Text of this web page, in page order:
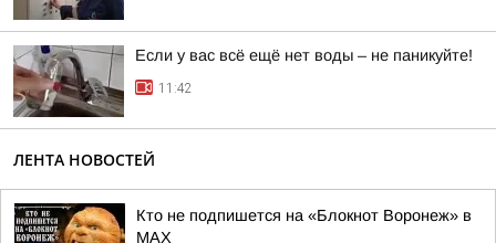
Если у вас всё ещё нет воды – не паникуйте!
11:42
ЛЕНТА НОВОСТЕЙ
Кто не подпишется на «Блокнот Воронеж» в
МАХ